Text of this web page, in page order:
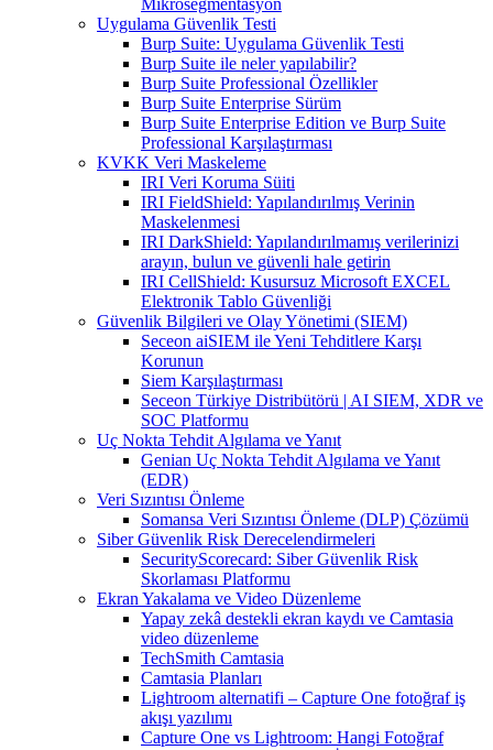
Mikrosegmentasyon
Uygulama Güvenlik Testi
Burp Suite: Uygulama Güvenlik Testi
Burp Suite ile neler yapılabilir?
Burp Suite Professional Özellikler
Burp Suite Enterprise Sürüm
Burp Suite Enterprise Edition ve Burp Suite
Professional Karşılaştırması
KVKK Veri Maskeleme
IRI Veri Koruma Süiti
IRI FieldShield: Yapılandırılmış Verinin
Maskelenmesi
IRI DarkShield: Yapılandırılmamış verilerinizi
arayın, bulun ve güvenli hale getirin
IRI CellShield: Kusursuz Microsoft EXCEL
Elektronik Tablo Güvenliği
Güvenlik Bilgileri ve Olay Yönetimi (SIEM)
Seceon aiSIEM ile Yeni Tehditlere Karşı
Korunun
Siem Karşılaştırması
Seceon Türkiye Distribütörü | AI SIEM, XDR ve
SOC Platformu
Uç Nokta Tehdit Algılama ve Yanıt
Genian Uç Nokta Tehdit Algılama ve Yanıt
(EDR)
Veri Sızıntısı Önleme
Somansa Veri Sızıntısı Önleme (DLP) Çözümü
Siber Güvenlik Risk Derecelendirmeleri
SecurityScorecard: Siber Güvenlik Risk
Skorlaması Platformu
Ekran Yakalama ve Video Düzenleme
Yapay zekâ destekli ekran kaydı ve Camtasia
video düzenleme
TechSmith Camtasia
Camtasia Planları
Lightroom alternatifi – Capture One fotoğraf iş
akışı yazılımı
Capture One vs Lightroom: Hangi Fotoğraf